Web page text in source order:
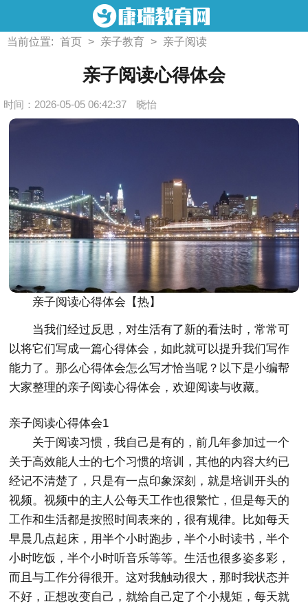
当前位置: 首页 > 亲子教育 > 亲子阅读
亲子阅读心得体会
时间：2026-05-05 06:42:37 晓怡
亲子阅读心得体会【热】
当我们经过反思，对生活有了新的看法时，常常可
以将它们写成一篇心得体会，如此就可以提升我们写作
能力了。那么心得体会怎么写才恰当呢？以下是小编帮
大家整理的亲子阅读心得体会，欢迎阅读与收藏。
亲子阅读心得体会1
关于阅读习惯，我自己是有的，前几年参加过一个
关于高效能人士的七个习惯的培训，其他的内容大约已
经记不清楚了，只是有一点印象深刻，就是培训开头的
视频。视频中的主人公每天工作也很繁忙，但是每天的
工作和生活都是按照时间表来的，很有规律。比如每天
早晨几点起床，用半个小时跑步，半个小时读书，半个
小时吃饭，半个小时听音乐等等。生活也很多姿多彩，
而且与工作分得很开。这对我触动很大，那时我状态并
不好，正想改变自己，就给自己定了个小规矩，每天就